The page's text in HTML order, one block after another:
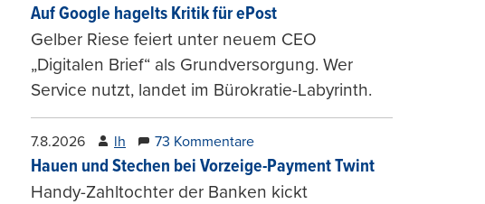
Auf Google hagelts Kritik für ePost
Gelber Riese feiert unter neuem CEO
„Digitalen Brief“ als Grundversorgung. Wer
Service nutzt, landet im Bürokratie-Labyrinth.
7.8.2026 lh 73 Kommentare
Hauen und Stechen bei Vorzeige-Payment Twint
Handy-Zahltochter der Banken kickt